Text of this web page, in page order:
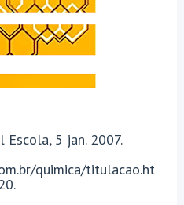
Escola, 5 jan. 2007.
quimica/titulacao.ht